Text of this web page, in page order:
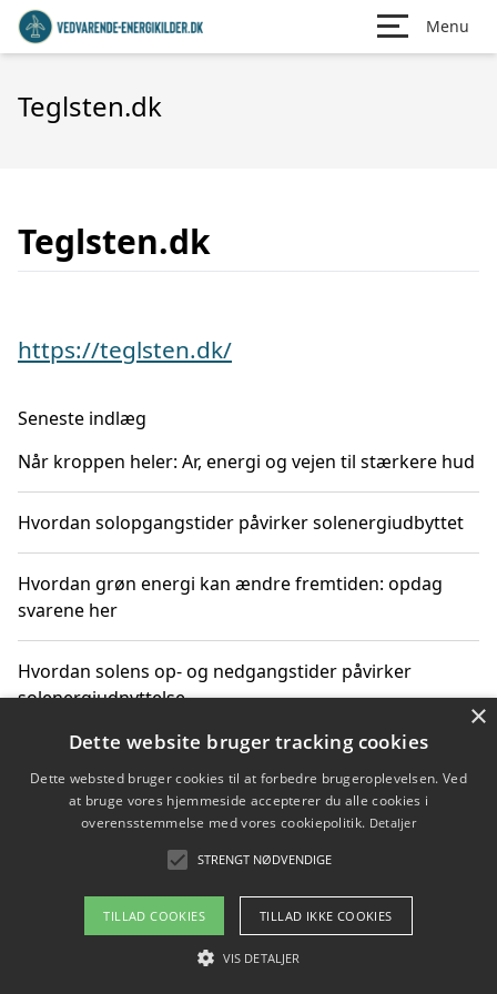
Menu
Teglsten.dk
Teglsten.dk
https://teglsten.dk/
Seneste indlæg
Når kroppen heler: Ar, energi og vejen til stærkere hud
Hvordan solopgangstider påvirker solenergiudbyttet
Hvordan grøn energi kan ændre fremtiden: opdag
svarene her
Hvordan solens op- og nedgangstider påvirker
solenergiudnyttelse
Hvordan du får svar på energispørgsmål om
vedvarende energikilder
Om / kontakt
Blog Betingelser
×
Dette website bruger tracking cookies
Dette websted bruger cookies til at forbedre brugeroplevelsen. Ved
at bruge vores hjemmeside accepterer du alle cookies i
overensstemmelse med vores cookiepolitik. Detaljer
STRENGT NØDVENDIGE
TILLAD COOKIES TILLAD IKKE COOKIES
VIS DETALJER